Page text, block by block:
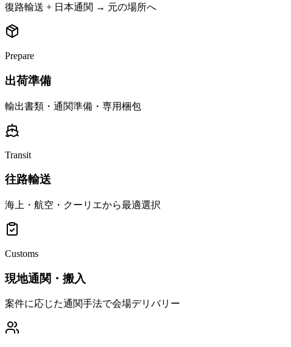
復路輸送 + 日本通関 → 元の場所へ
Prepare
出荷準備
輸出書類・通関準備・専用梱包
Transit
往路輸送
海上・航空・クーリエから最適選択
Customs
現地通関・搬入
案件に応じた通関手法で会場デリバリー